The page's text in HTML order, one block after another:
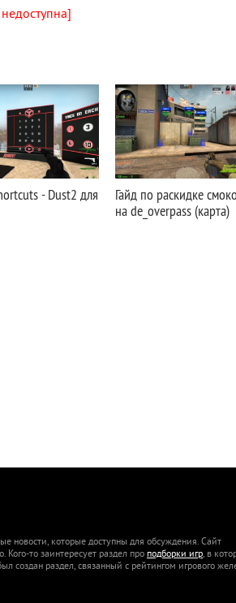
- Dust2 для
Гайд по раскидке
на de_overpass (карта)
новости, которые доступны для обсуждения. Сайт
Кого-то заинтересует раздел проподборки игр, в
создан раздел, связанный с рейтингом игрового